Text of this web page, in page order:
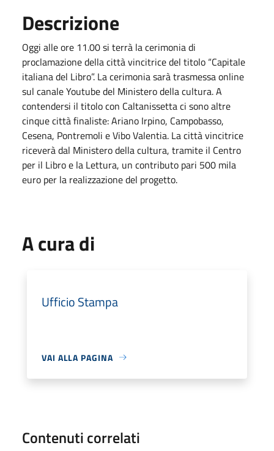
Descrizione
Oggi alle ore 11.00 si terrà la cerimonia di
proclamazione della città vincitrice del titolo “Capitale
italiana del Libro”. La cerimonia sarà trasmessa online
sul canale Youtube del Ministero della cultura. A
contendersi il titolo con Caltanissetta ci sono altre
cinque città finaliste: Ariano Irpino, Campobasso,
Cesena, Pontremoli e Vibo Valentia. La città vincitrice
riceverà dal Ministero della cultura, tramite il Centro
per il Libro e la Lettura, un contributo pari 500 mila
euro per la realizzazione del progetto.
A cura di
Ufficio Stampa
VAI ALLA PAGINA
Contenuti correlati